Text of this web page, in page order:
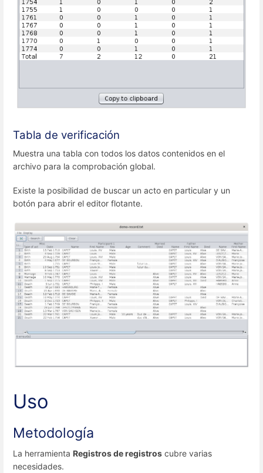
Tabla de verificación
Muestra una tabla con todos los datos contenidos en el
archivo para la comprobación global.
Existe la posibilidad de buscar un acto en particular y un
botón para abrir el editor flotante.
Uso
Metodología
La herramienta Registros de registros cubre varias
necesidades.